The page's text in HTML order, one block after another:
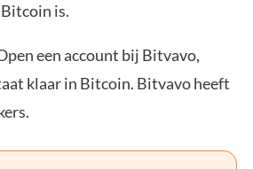
is.
een account bij Bitvavo,
klaar in Bitcoin. Bitvavo heeft